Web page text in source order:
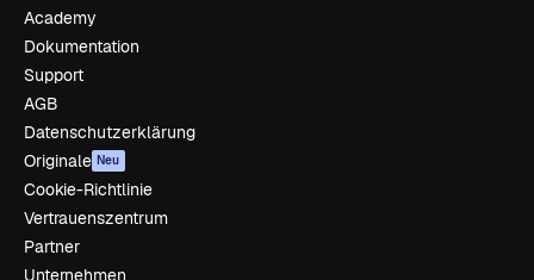
Academy
Dokumentation
Support
AGB
Datenschutzerklärung
Originale Neu
Cookie-Richtlinie
Vertrauenszentrum
Partner
Unternehmen